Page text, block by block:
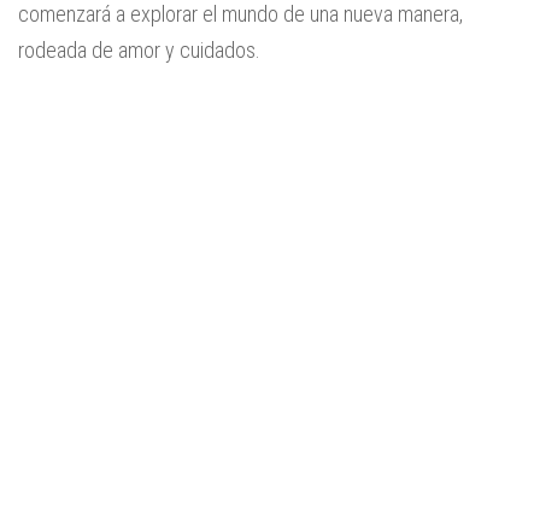
comenzará a explorar el mundo de una nueva manera,
rodeada de amor y cuidados.